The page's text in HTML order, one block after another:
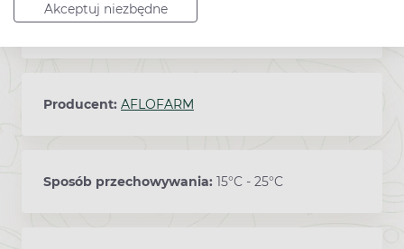
Akceptuj niezbędne
30 tabletek
Producent: AFLOFARM
Sposób przechowywania: 15°C - 25°C